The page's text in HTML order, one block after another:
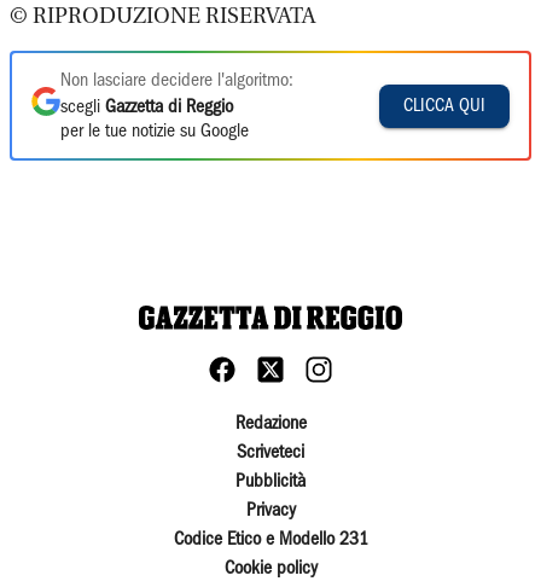
© RIPRODUZIONE RISERVATA
Non lasciare decidere l'algoritmo:
scegli Gazzetta di Reggio
per le tue notizie su Google
CLICCA QUI
Redazione
Scriveteci
Pubblicità
Privacy
Codice Etico e Modello 231
Cookie policy